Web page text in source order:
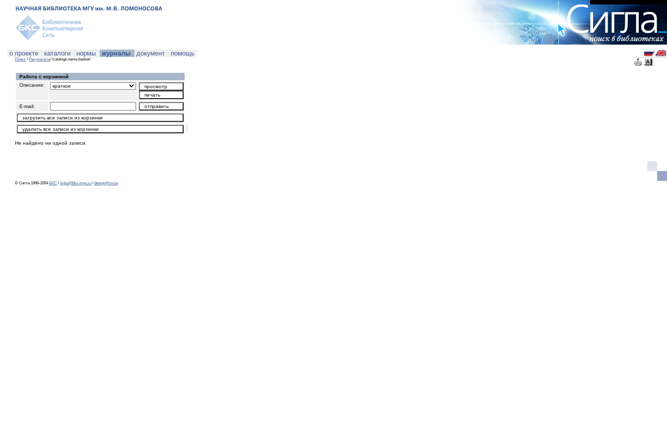
о проекте каталоги нормы журналы документ помощь
Поиск / Результаты/ !catalogs.name.basket!
Работа с корзинкой
Описание:
E-mail:
Не найдено ни одной записи.
© Сигла 1999-2004 БКС / sigla@bks-mgu.ru / design@misa.